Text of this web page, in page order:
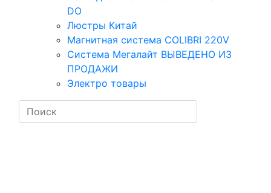
DO
Люстры Китай
Магнитная система COLIBRI 220V
Система Мегалайт ВЫВЕДЕНО ИЗ
ПРОДАЖИ
Электро товары